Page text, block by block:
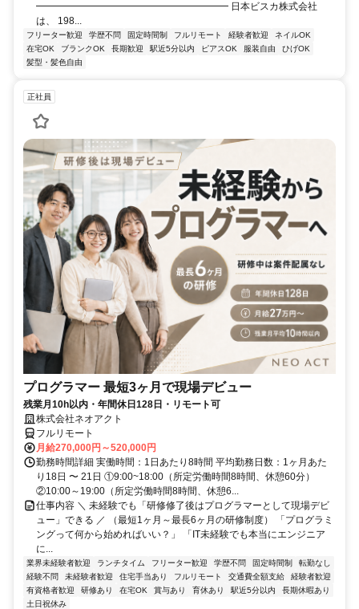
━━━━━━━━━━━━━━━━━━━━ 日本ビスカ株式会社
は、 198...
フリーター歓迎 学歴不問 固定時間制 フルリモート 経験者歓迎
ネイルOK
在宅OK
ブランクOK 長期歓迎 駅近5分以内 ピアスOK 服装自由
ひげOK
髪型・髪色自由
正社員
プログラマー 最短3ヶ月で現場デビュー
残業月10h以内・年間休日128日・リモート可
株式会社ネオアクト
フルリモート
月給270,000円～520,000円
勤務時間詳細 実働時間：1日あたり8時間 平均勤務日数：1ヶ月あた
り18日 〜 21日 ①9:00~18:00（所定労働時間8時間、休憩60分）
②10:00～19:00（所定労働時間8時間、休憩6...
仕事内容 ＼ 未経験でも「研修修了後はプログラマーとして現場デビ
ュー」できる ／ （最短1ヶ月～最長6ヶ月の研修制度） 「プログラミ
ングって何から始めればいい？」 「IT未経験でも本当にエンジニア
に...
業界未経験者歓迎 ランチタイム フリーター歓迎 学歴不問 固定時間制
転勤なし
経験不問
未経験者歓迎 住宅手当あり フルリモート 交通費全額支給
経験者歓迎
有資格者歓迎
研修あり 在宅OK 賞与あり 育休あり 駅近5分以内
長期休暇あり
土日祝休み